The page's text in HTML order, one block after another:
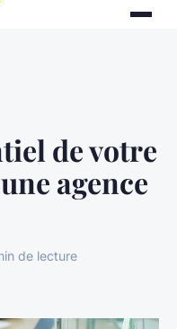
de votre
agence
de lecture